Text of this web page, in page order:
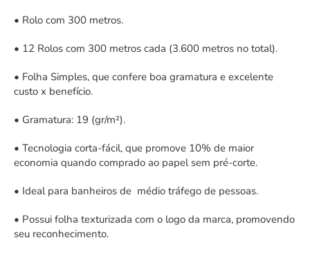
• Rolo com 300 metros.
• 12 Rolos com 300 metros cada (3.600 metros no total).
• Folha Simples, que confere boa gramatura e excelente
custo x benefício.
• Gramatura: 19 (gr/m²).
• Tecnologia corta-fácil, que promove 10% de maior
economia quando comprado ao papel sem pré-corte.
• Ideal para banheiros de médio tráfego de pessoas.
• Possui folha texturizada com o logo da marca, promovendo
seu reconhecimento.